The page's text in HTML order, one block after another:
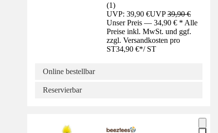
(1)
UVP: 39,90 €UVP39,90 €
Unser Preis — 34,90 € * Alle
Preise inkl. MwSt. und ggf.
zzgl. Versandkosten pro
ST34,90 €*/ ST
Online bestellbar
Reservierbar